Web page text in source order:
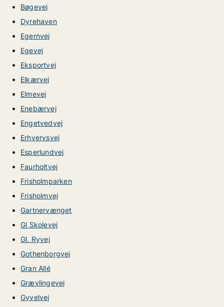
Bøgevej
Dyrehaven
Egernvej
Egevej
Eksportvej
Elkærvej
Elmevej
Enebærvej
Engetvedvej
Erhvervsvej
Esperlundvej
Faurholtvej
Frisholmparken
Frisholmvej
Gartnervænget
Gl Skolevej
Gl. Ryvej
Gothenborgvej
Gran Allé
Grævlingevej
Gyvelvej